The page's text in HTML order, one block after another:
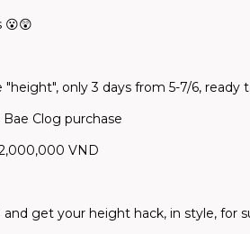
😮😲
"height", only 3 days from 5-7/6,
Clog purchase
VND
get your height hack, in style, for